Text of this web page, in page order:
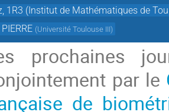
1R3 (Institut de Mathématiques de
(Université Toulouse III)
prochaines
par le
de